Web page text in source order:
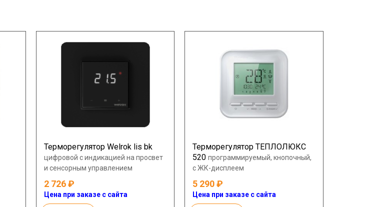
Терморегулятор Welrok lis bk
цифровой с индикацией на просвет
и сенсорным управлением
2 726
Цена при заказе с сайта
Терморегулятор ТЕПЛОЛЮКС
520программируемый, кнопочный,
с ЖК-дисплеем
5 290
Цена при заказе с сайта